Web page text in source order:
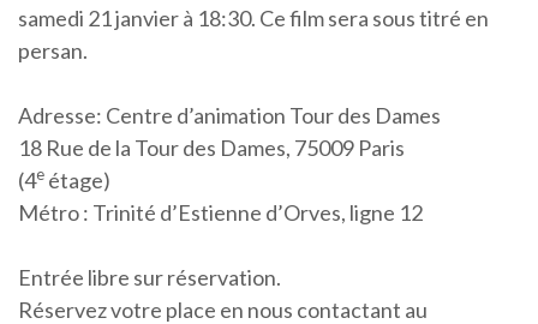
samedi 21 janvier à 18:30. Ce film sera sous titré en
persan.
Adresse: Centre d’animation Tour des Dames
18 Rue de la Tour des Dames, 75009 Paris
(4e étage)
Métro : Trinité d’Estienne d’Orves, ligne 12
Entrée libre sur réservation.
Réservez votre place en nous contactant au